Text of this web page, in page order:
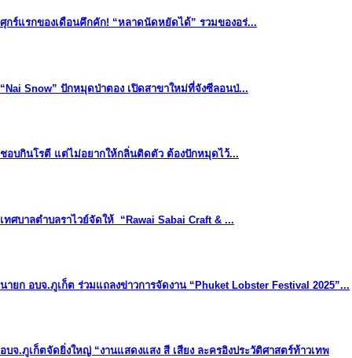
ศุกร์แรกของเดือนคึกคัก! “หลาดนัดหยัดได้” รวมของอร่...
“Nai Snow” ปักหมุดป่าตอง เปิดสาขาใหม่ที่จังซีลอนป่...
ชอบกินโรตี แต่ไม่อยากให้กลิ่นติดตัว ต้องปักหมุดไว้...
เทศบาลตำบลราไวย์จัดให้ “Rawai Sabai Craft & ...
นายก อบจ.ภูเก็ต ร่วมแถลงข่าวการจัดงาน “Phuket Lobster Festival 2025”...
อบจ.ภูเก็ตจัดยิ่งใหญ่ “งานแสดงแสง สี เสียง ละครอิงประวัติศาสตร์ท้าวเทพ